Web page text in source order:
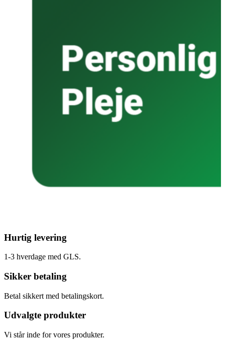
Hurtig levering
1-3 hverdage med GLS.
Sikker betaling
Betal sikkert med betalingskort.
Udvalgte produkter
Vi står inde for vores produkter.